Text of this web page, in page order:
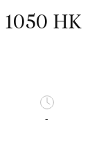
1050 HK
-